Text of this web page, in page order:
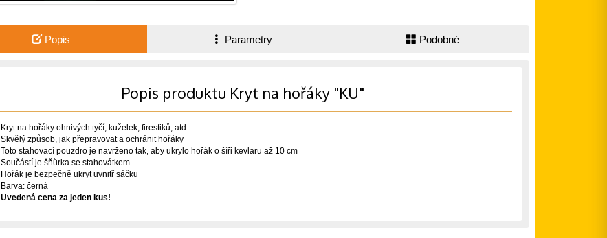
Popis Parametry Podobné
Popis produktu Kryt na hořáky "KU"
Kryt na hořáky ohnivých tyčí, kuželek, firestiků, atd.
Skvělý způsob, jak přepravovat a ochránit hořáky
Toto stahovací pouzdro je navrženo tak, aby ukrylo hořák o šíři kevlaru až 10 cm
Součástí je šňůrka se stahovátkem
Hořák je bezpečně ukryt uvnitř sáčku
Barva: černá
Uvedená cena za jeden kus!